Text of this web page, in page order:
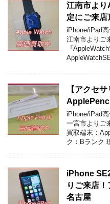
江南市よ
定にご来店
iPhone/iPad
江南市よりご
『
【アクセ
iPhone/iPad
一宮市よりご
買取端末：
ク：Bランク
iPhone
りご来店
名古屋